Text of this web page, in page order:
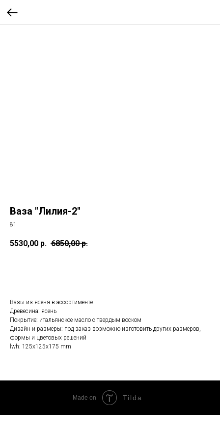
Ваза "Лилия-2"
81
5530,00 р. 6850,00 р.
Вазы из ясеня в ассортименте
Древесина: ясень
Покрытие: итальянское масло с твердым воском
Дизайн и размеры: под заказ возможно изготовить других размеров,
формы и цветовых решений
lwh: 125x125x175 mm
Made on Tilda